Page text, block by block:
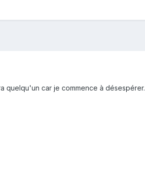
quelqu'un car je commence à désespérer.